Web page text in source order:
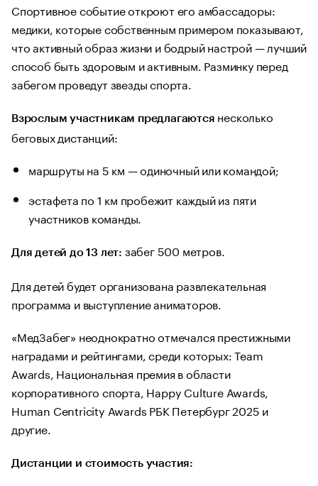
Спортивное событие откроют его амбассадоры:
медики, которые собственным примером показывают,
что активный образ жизни и бодрый настрой — лучший
способ быть здоровым и активным. Разминку перед
забегом проведут звезды спорта.
Взрослым участникам предлагаются несколько
беговых дистанций:
маршруты на 5 км — одиночный или командой;
эстафета по 1 км пробежит каждый из пяти
участников команды.
Для детей до 13 лет: забег 500 метров.
Для детей будет организована развлекательная
программа и выступление аниматоров.
«МедЗабег» неоднократно отмечался престижными
наградами и рейтингами, среди которых: Team
Awards, Национальная премия в области
корпоративного спорта, Happy Culture Awards,
Human Centricity Awards РБК Петербург 2025 и
другие.
Дистанции и стоимость участия: